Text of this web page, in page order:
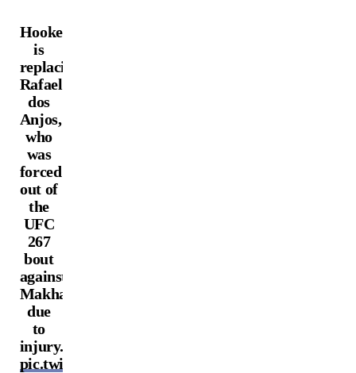
Hooker
is
replacing
Rafael
dos
Anjos,
who
was
forced
out of
the
UFC
267
bout
against
Makhachev
due
to
injury.
pic.twitter.com/BvaMJO7TwM